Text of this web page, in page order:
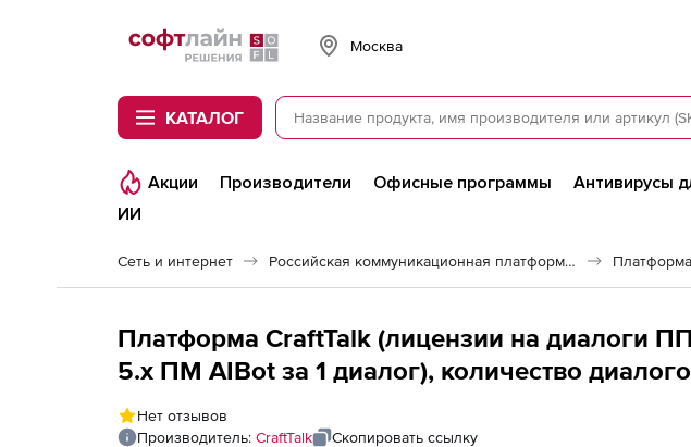
Softline
Москва
КАТАЛОГ
Акции Производители Офисные программы Антивирусы
ИИ
Сеть и интернет Российская коммуникационная платформа (Импортозамещение)
Платформа CraftTalk (лицензии на диалоги
5.х ПM AIBot за 1 диалог), количество
Premise, ТП 24x7)
Нет отзывов
Производитель: CraftTalk Скопировать ссылку